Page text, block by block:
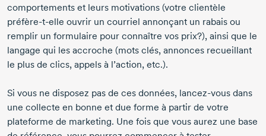
comportements et leurs motivations (votre clientèle
préfère-t-elle ouvrir un courriel annonçant un rabais ou
remplir un formulaire pour connaître vos prix?), ainsi que le
langage qui les accroche (mots clés, annonces recueillant
le plus de clics, appels à l’action, etc.).
Si vous ne disposez pas de ces données, lancez-vous dans
une collecte en bonne et due forme à partir de votre
plateforme de marketing. Une fois que vous aurez une base